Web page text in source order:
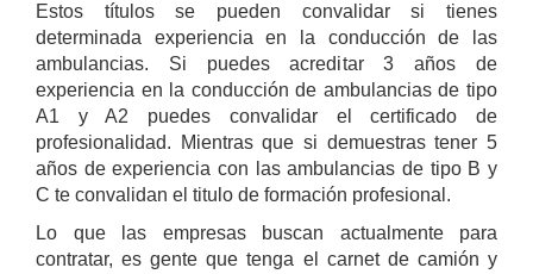
Estos títulos se pueden convalidar si tienes
determinada experiencia en la conducción de las
ambulancias. Si puedes acreditar 3 años de
experiencia en la conducción de ambulancias de tipo
A1 y A2 puedes convalidar el certificado de
profesionalidad. Mientras que si demuestras tener 5
años de experiencia con las ambulancias de tipo B y
C te convalidan el titulo de formación profesional.
Lo que las empresas buscan actualmente para
contratar, es gente que tenga el carnet de camión y